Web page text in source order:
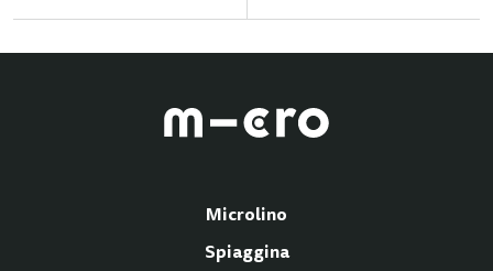
Microlino
Spiaggina